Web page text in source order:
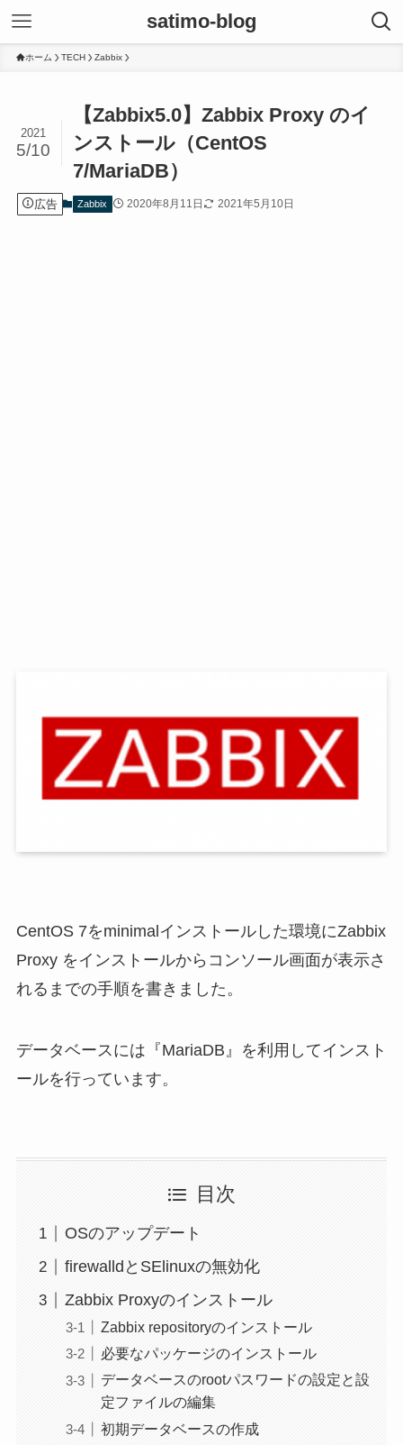
satimo-blog
ホーム TECH Zabbix
【Zabbix5.0】Zabbix Proxy のイ
ンストール（CentOS
7/MariaDB）
2021
5/10
広告 Zabbix 2020年8月11日 2021年5月10日
CentOS 7をminimalインストールした環境にZabbix
Proxy をインストールからコンソール画面が表示さ
れるまでの手順を書きました。
データベースには『MariaDB』を利用してインスト
ールを行っています。
目次
OSのアップデート
firewalldとSElinuxの無効化
Zabbix Proxyのインストール
Zabbix repositoryのインストール
必要なパッケージのインストール
データベースのrootパスワードの設定と設
定ファイルの編集
初期データベースの作成